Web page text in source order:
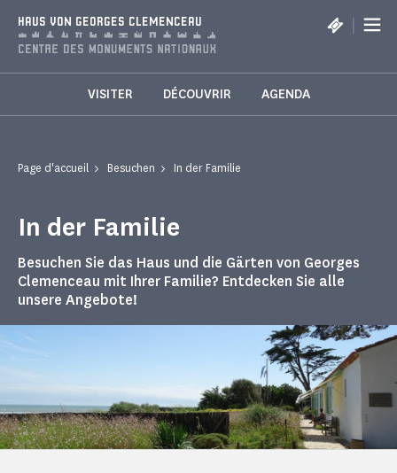
HAUS VON GEORGES CLEMENCEAU |
VISITER DÉCOUVRIR AGENDA
Page d'accueil Besuchen In der Familie
In der Familie
Besuchen Sie das Haus und die Gärten von Georges
Clemenceau mit Ihrer Familie? Entdecken Sie alle
unsere Angebote!